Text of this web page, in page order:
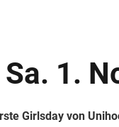
1.
Girlsday von